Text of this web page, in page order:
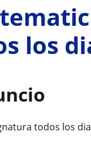
los
todos los